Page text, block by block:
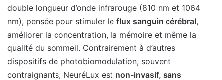
double longueur d’onde infrarouge (810 nm et 1064
nm), pensée pour stimuler le flux sanguin cérébral,
améliorer la concentration, la mémoire et même la
qualité du sommeil. Contrairement à d’autres
dispositifs de photobiomodulation, souvent
contraignants, NeuréLux est non-invasif, sans